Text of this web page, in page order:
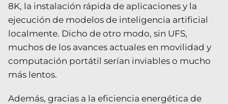
8K, la instalación rápida de aplicaciones y la
ejecución de modelos de inteligencia artificial
localmente. Dicho de otro modo, sin UFS,
muchos de los avances actuales en movilidad y
computación portátil serían inviables o mucho
más lentos.
Además, gracias a la eficiencia energética de